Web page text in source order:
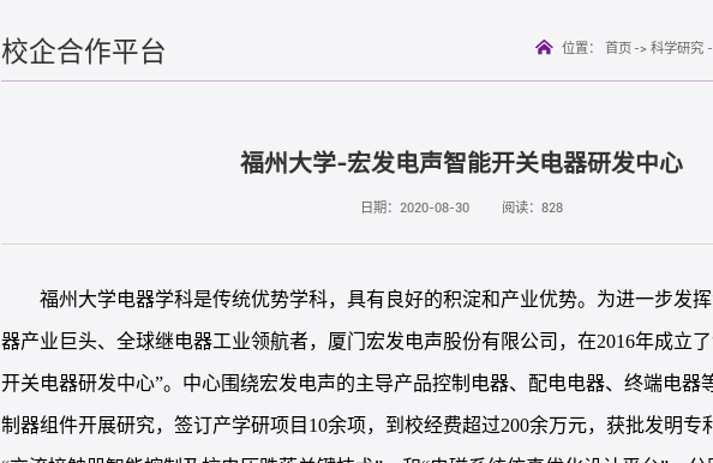
校企合作平台 位置： 首页 -> 科学研究
福州大学-宏发电声智能开关电器研发中心
日期：2020-08-30 阅读：828
福州大学电器学科是传统优势学科，具有良好的积淀和产业优势。为进一步发
器产业巨头、全球继电器工业领航者，厦门宏发电声股份有限公司，在2016年成立
开关电器研发中心”。中心围绕宏发电声的主导产品控制电器、配电电器、终端电器
制器组件开展研究，签订产学研项目10余项，到校经费超过200余万元，获批发明专